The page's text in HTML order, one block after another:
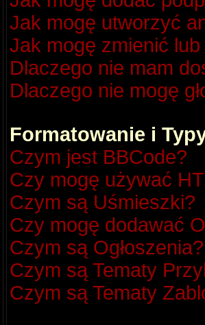
Jak mogę utworzyć
Jak mogę zmienić
Dlaczego nie mam
Dlaczego nie mogę
Formatowanie i
Czym jest BBCode?
Czy mogę używać
Czym są Uśmieszki?
Czy mogę dodawać
Czym są Ogłoszenia?
Czym są Tematy
Czym są Tematy